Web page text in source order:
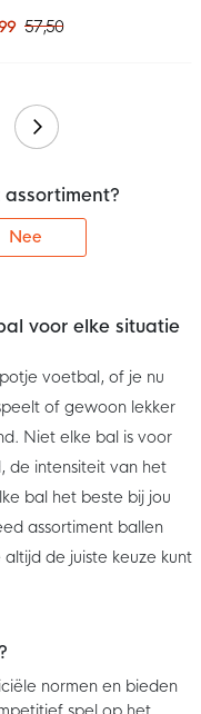
57,50
Volgende
Nee
voor elke situatie
voetbal, of je nu
of gewoon lekker
Niet elke bal is voor
de intensiteit van het
bal het beste bij jou
assortiment ballen
de juiste keuze kunt
normen en bieden